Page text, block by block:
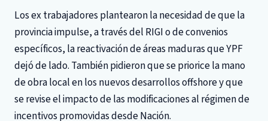
Los ex trabajadores plantearon la necesidad de que la
provincia impulse, a través del RIGI o de convenios
específicos, la reactivación de áreas maduras que YPF
dejó de lado. También pidieron que se priorice la mano
de obra local en los nuevos desarrollos offshore y que
se revise el impacto de las modificaciones al régimen de
incentivos promovidas desde Nación.